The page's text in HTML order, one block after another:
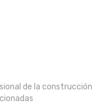
de la construcción